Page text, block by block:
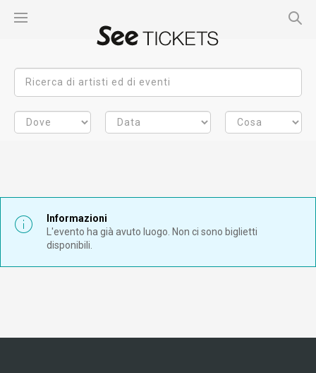
Informazioni
L'evento ha già avuto luogo. Non ci sono biglietti
disponibili.